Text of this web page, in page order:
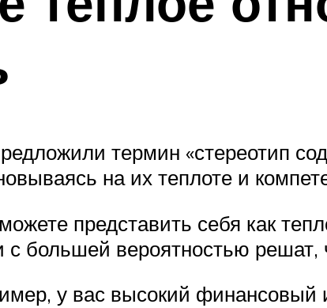
термин «стереотип
на их теплоте и
представить себя как
большей вероятностью решат,
у вас высокий финансовый